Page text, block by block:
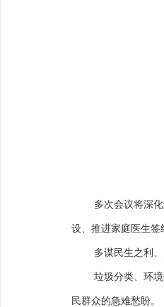
多次会议将深
设、推进家庭医生
多谋民生之利
垃圾分类、环
民群众的急难愁盼。